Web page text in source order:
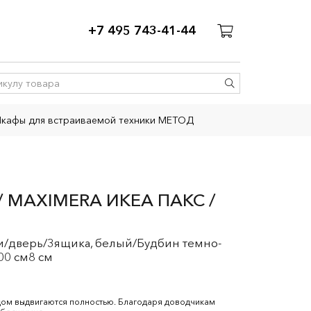
+7 495 743-41-44
для встраиваемой техники МЕТОД
ИКЕА ПАКС /
дверь/3ящика, белый/Будбин темно-
см8 см
выдвигаются полностью. Благодаря доводчикам